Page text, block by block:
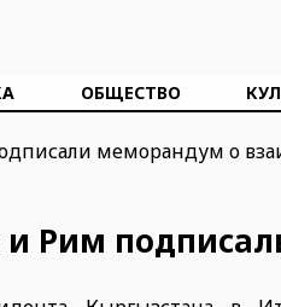
ОБЩЕСТВО
и Рим